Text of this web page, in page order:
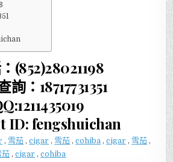
(852)28021198
詢：18717731351
ID: fengshuichan
, 雪茄 ,cigar , 雪茄 ,cohiba ,cigar , 雪茄 ,
茄 ,cigar ,cohiba